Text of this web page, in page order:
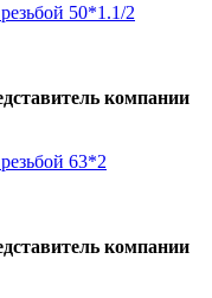
50*1.1/2
компании
63*2
компании